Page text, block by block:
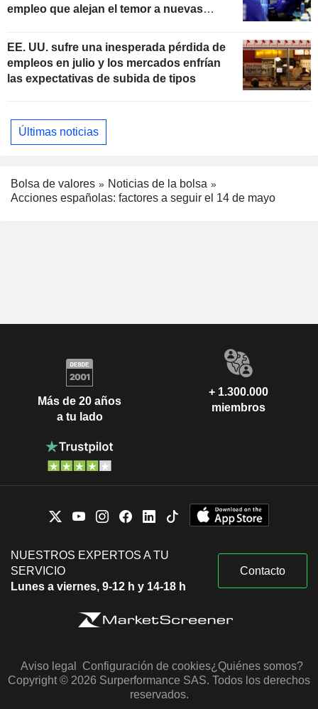
empleo que alejan el temor a nuevas
EE. UU. sufre una inesperada pérdida de
empleos en julio y los mercados enfrían
las expectativas de subida de tipos
Últimas noticias
Bolsa de valores
Noticias de la bolsa
Acciones españolas: factores a seguir el 14 de mayo
Más de 20 años
a tu lado
+ 1.300.000
miembros
NUESTROS EXPERTOS A TU
SERVICIO
Lunes a viernes, 9-12 h y 14-18 h
Contacto
Aviso legal Configuración de cookies¿Quiénes somos?
Copyright © 2026 Surperformance SAS. Todos los derechos
reservados.